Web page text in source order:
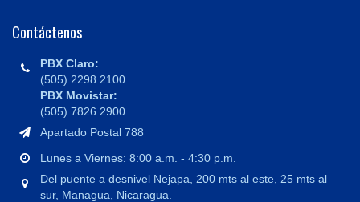
Contáctenos
PBX Claro:
(505) 2298 2100
PBX Movistar:
(505) 7826 2900
Apartado Postal 788
Lunes a Viernes: 8:00 a.m. - 4:30 p.m.
Del puente a desnivel Nejapa, 200 mts al este, 25 mts al
sur, Managua, Nicaragua.